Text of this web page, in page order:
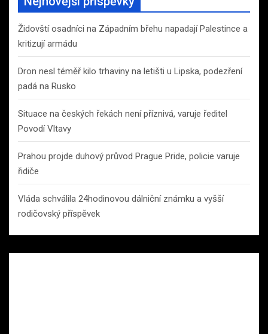
Židovští osadníci na Západním břehu napadají Palestince a
kritizují armádu
Dron nesl téměř kilo trhaviny na letišti u Lipska, podezření
padá na Rusko
Situace na českých řekách není příznivá, varuje ředitel
Povodí Vltavy
Prahou projde duhový průvod Prague Pride, policie varuje
řidiče
Vláda schválila 24hodinovou dálniční známku a vyšší
rodičovský příspěvek